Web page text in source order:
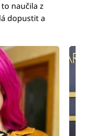
naučila z
dopustit a